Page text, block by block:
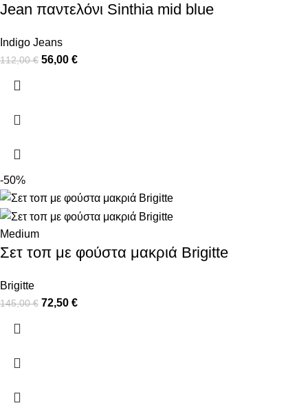
Jean παντελόνι Sinthia mid blue
Indigo Jeans
112,00€ 56,00 €
-50%
Medium
Σετ τοπ με φούστα μακριά Brigitte
Brigitte
145,00€ 72,50 €